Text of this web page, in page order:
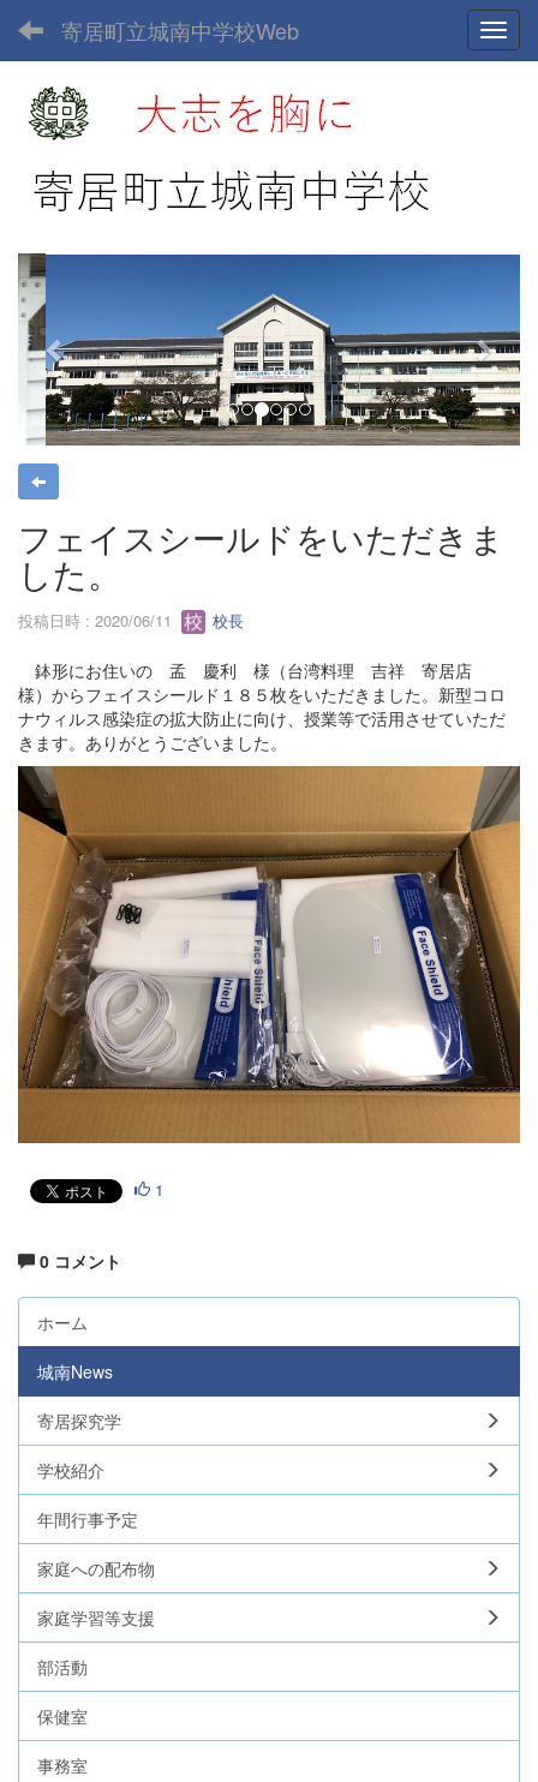
寄居町立城南中学校Web
e
v
i
o
u
s
x
t
フェイスシールドをいただきま
した。
投稿日時 : 2020/06/11 校長
鉢形にお住いの 孟 慶利 様（台湾料理 吉祥 寄居店
様）からフェイスシールド１８５枚をいただきました。新型コロ
ナウィルス感染症の拡大防止に向け、授業等で活用させていただ
きます。ありがとうございました。
1
0 コメント
ホーム
城南News
寄居探究学
学校紹介
年間行事予定
家庭への配布物
家庭学習等支援
部活動
保健室
事務室